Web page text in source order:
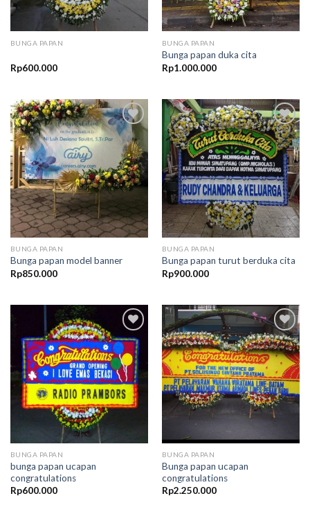
BUNGA PAPAN
Rp600.000
BUNGA PAPAN
Bunga papan duka cita
Rp1.000.000
Add to
Wishlist
BUNGA PAPAN
Bunga papan model banner
Rp850.000
Add to
Wishlist
BUNGA PAPAN
Bunga papan turut berduka cita
Rp900.000
Add to
Wishlist
BUNGA PAPAN
bunga papan ucapan
congratulations
Rp600.000
Add to
Wishlist
BUNGA PAPAN
Bunga papan ucapan
congratulations
Rp2.250.000